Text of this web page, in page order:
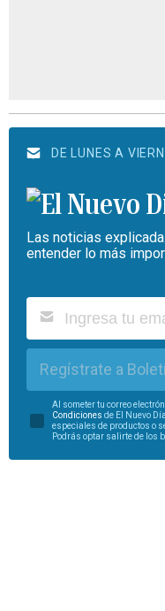
DE LUNES A
Las noticias
entender lo más
Regístrate a
Al someter tu correo
Condiciones de El Nuevo
especiales de productos o
Podrás optar salirte de los